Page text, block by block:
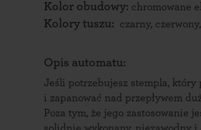
Kolor obudowy: chromowane
Kolory tuszu: czarny,
Opis automatu:
Jeśli potrzebujesz stempla,
i zapanować nad przepływem
Poza tym, że jego zastosowanie